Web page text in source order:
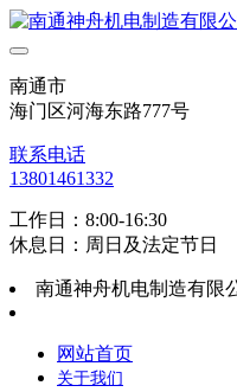
南通市
海门区河海东路777号
联系电话
13801461332
工作日：8:00-16:30
休息日：周日及法定节日
南通神舟机电制造有限
网站首页
关于我们